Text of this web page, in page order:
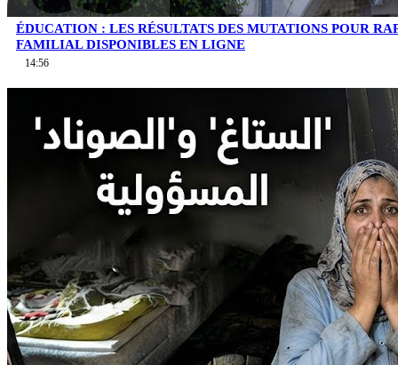
ÉDUCATION : LES RÉSULTATS DES MUTATIONS POUR
FAMILIAL DISPONIBLES EN LIGNE
14:56